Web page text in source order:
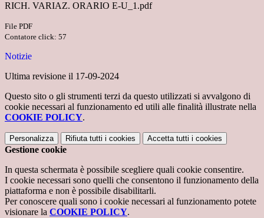
RICH. VARIAZ. ORARIO E-U_1.pdf
File PDF
Contatore click: 57
Notizie
Ultima revisione il 17-09-2024
Questo sito o gli strumenti terzi da questo utilizzati si avvalgono di
cookie necessari al funzionamento ed utili alle finalità illustrate nella
COOKIE POLICY.
Personalizza Rifiuta tutti i cookies Accetta tutti i cookies
Gestione cookie
In questa schermata è possibile scegliere quali cookie consentire.
I cookie necessari sono quelli che consentono il funzionamento della
piattaforma e non è possibile disabilitarli.
Per conoscere quali sono i cookie necessari al funzionamento potete
visionare la COOKIE POLICY.